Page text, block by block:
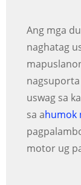
Ang mga
naghatag
uswag sa
sa ahumok
motor ug